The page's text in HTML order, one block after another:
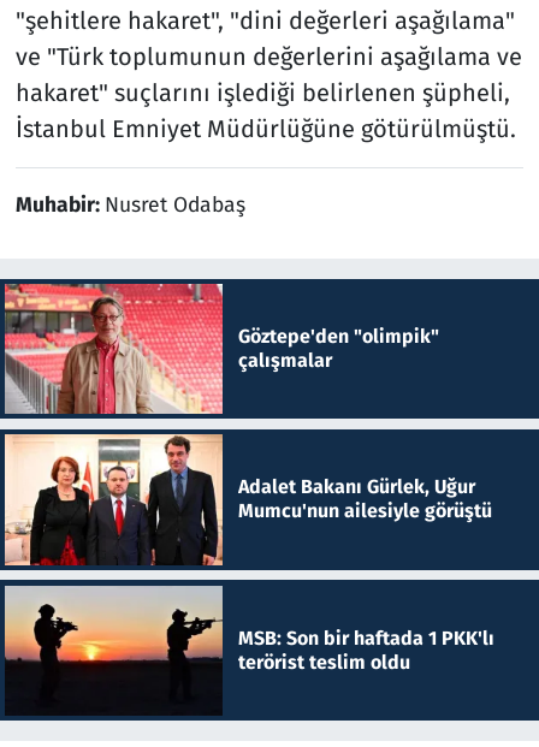
"şehitlere hakaret", "dini değerleri aşağılama"
ve "Türk toplumunun değerlerini aşağılama ve
hakaret" suçlarını işlediği belirlenen şüpheli,
İstanbul Emniyet Müdürlüğüne götürülmüştü.
Muhabir: Nusret Odabaş
Göztepe'den "olimpik"
çalışmalar
Adalet Bakanı Gürlek, Uğur
Mumcu'nun ailesiyle görüştü
MSB: Son bir haftada 1 PKK'lı
terörist teslim oldu